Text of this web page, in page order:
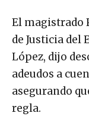
El magistrado
de Justicia del
López, dijo
adeudos a
asegurando
regla.